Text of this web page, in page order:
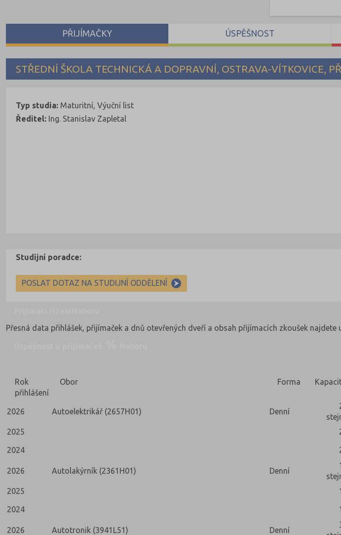
STŘEDNÍ ŠKOLA TECHNICKÁ A DOPRAVNÍ, OSTRAVA-VÍTKOVICE,
Typ studia: Maturitní, Výuční list
Ředitel: Ing. Stanislav Zapletal
Studijní poradce:
POSLAT DOTAZ NA STUDIJNÍ ODDĚLENÍ
PŘIJÍMAČKY ÚSPĚŠNOST
Přesná data přihlášek, přijímaček a dnů otevřených dveří a obsah přijímacích zkoušek
Rok
přihlášení
Obor Forma
2026 Autoelektrikář (2657H01) Denní
2025
2024
2026 Autolakýrník (2361H01) Denní
2025
2024
2026 Autotronik (3941L51) Denní